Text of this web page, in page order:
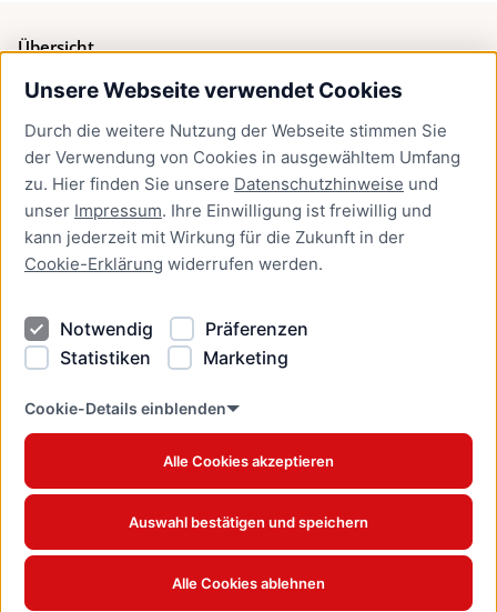
Unsere Webseite verwendet Cookies
Durch die weitere Nutzung der Webseite stimmen Sie
der Verwendung von Cookies in ausgewähltem Umfang
zu. Hier finden Sie unsere Datenschutzhinweise und
unser Impressum. Ihre Einwilligung ist freiwillig und
kann jederzeit mit Wirkung für die Zukunft in der
Cookie-Erklärung widerrufen werden.
Notwendig
Präferenzen
Statistiken
Marketing
Cookie-Details einblenden
Alle Cookies akzeptieren
Auswahl bestätigen und speichern
Alle Cookies ablehnen
Übersicht
Bürgerservice
Presse
Newsletter Lübeck:kompakt
Kontakt
Kontakt
Datenschutzhinweise
Barrierefreiheit
Cookie Erklärung
www.luebeck.de